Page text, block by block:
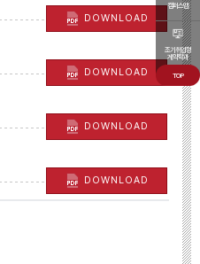
캠퍼스맵
조기취업형
계약학과
TOP
DOWNLOAD
DOWNLOAD
DOWNLOAD
DOWNLOAD